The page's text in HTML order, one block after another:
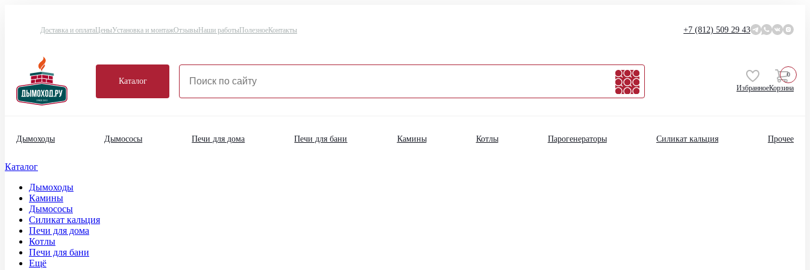
Доставка и оплатаЦеныУстановка и монтажОтзывыНаши работыПолезное Контакты +7 (812) 509 29 43
Каталог
ИзбранноеКорзина
0
Дымоходы Дымососы Печи для дома Печи для бани Камины Котлы Парогенераторы Силикат кальция Прочее
Каталог
Дымоходы
Камины
Дымососы
Силикат кальция
Печи для дома
Котлы
Печи для бани
Ещё